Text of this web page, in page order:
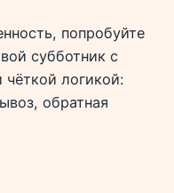
попробуйте
субботник с
логикой:
обратная